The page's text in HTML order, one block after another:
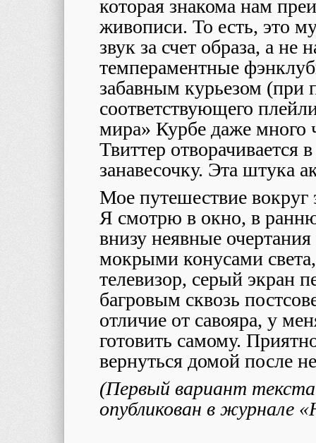
которая знакома нам
живописи. То есть, это
звук за счет образа, а не
темпераментные
забавным курьезом (при
соответствующего
мира» Курбе даже много
Твиттер отворачивается
занавесочку. Эта штука
Мое путешествие вокруг
Я смотрю в окно, в
внизу неявные
мокрыми конусами
телевизор, серый экран
багровым сквозь
отличие от савояра, у
готовить самому.
вернуться домой после
(Первый вариант
опубликован в журнале